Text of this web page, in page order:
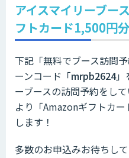
アイスマイリーブー
フトカード1,500円
下記「無料でブース訪問
ーンコード「mrpb2624」
ーブースの訪問予約をし
より「Amazonギフトカ
します！
多数のお申込みお待ちして